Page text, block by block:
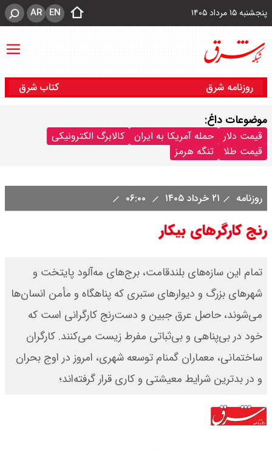
پنجشنبه ۱۵ مرداد ۱۴۰۵ EN
AR
روزنامه شرق کتاب شرق
موضوعات داغ:
قیمت دلار حمله آمریکا به ایران
کالابرگ الکترونیکی
قیمت طلا
تنگه هرمز
روزنامه ۲۱ خرداد ۱۴۰۵
رنج کارگرهای بیکار
‌تمام این سازه‌های بلندقامت، برج‌های مه‌آلود پایتخت و
شهرهای بزرگ و دیوارهای ستبری که پناهگاه و مأمن انسان‌ها
می‌شوند، حاصل عرق جبین و دست‌رنج کارگرانی است که
خود در بی‌پناهی و بی‌ثباتی مفرط زیست می‌کنند. کارگران
ساختمانی، معماران گمنام توسعه شهری، امروز در اوج بحران
و در بدترین شرایط معیشتی و کاری قرار گرفته‌اند؛